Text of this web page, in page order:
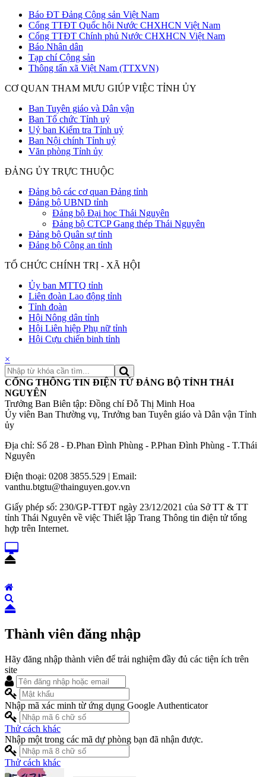
Báo ĐT Đảng Cộng sản Việt Nam
Cổng TTĐT Quốc hội Nước CHXHCN Việt Nam
Cổng TTĐT Chính phủ Nước CHXHCN Việt Nam
Báo Nhân dân
Tạp chí Cộng sản
Thông tấn xã Việt Nam (TTXVN)
CƠ QUAN THAM MƯU GIÚP VIỆC TỈNH ỦY
Ban Tuyên giáo và Dân vận
Ban Tổ chức Tỉnh uỷ
Uỷ ban Kiểm tra Tỉnh uỷ
Ban Nội chính Tỉnh uỷ
Văn phòng Tỉnh ủy
ĐẢNG ỦY TRỰC THUỘC
Đảng bộ các cơ quan Đảng tỉnh
Đảng bộ UBND tỉnh
Đảng bộ Đại học Thái Nguyên
Đảng bộ CTCP Gang thép Thái Nguyên
Đảng bộ Quân sự tỉnh
Đảng bộ Công an tỉnh
TỔ CHỨC CHÍNH TRỊ - XÃ HỘI
Ủy ban MTTQ tỉnh
Liên đoàn Lao động tỉnh
Tỉnh đoàn
Hội Nông dân tỉnh
Hội Liên hiệp Phụ nữ tỉnh
Hội Cựu chiến binh tỉnh
×
CỔNG THÔNG TIN ĐIỆN TỬ ĐẢNG BỘ TỈNH THÁI
NGUYÊN
Trưởng Ban Biên tập: Đồng chí Đỗ Thị Minh Hoa
Ủy viên Ban Thường vụ, Trưởng ban Tuyên giáo và Dân vận Tỉnh
ủy
Địa chỉ: Số 28 - Đ.Phan Đình Phùng - P.Phan Đình Phùng - T.Thái
Nguyên
Điện thoại: 0208 3855.529 | Email:
vanthu.btgtu@thainguyen.gov.vn
Giấy phép số: 230/GP-TTĐT ngày 23/12/2021 của Sở TT & TT
tỉnh Thái Nguyên về việc Thiết lập Trang Thông tin điện tử tổng
hợp trên Internet.
Thành viên đăng nhập
Hãy đăng nhập thành viên để trải nghiệm đầy đủ các tiện ích trên
site
Nhập mã xác minh từ ứng dụng Google Authenticator
Thử cách khác
Nhập một trong các mã dự phòng bạn đã nhận được.
Thử cách khác